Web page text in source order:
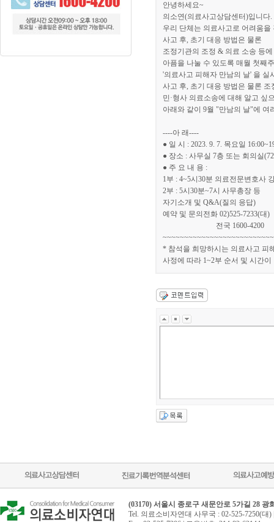
안녕하세요~
의소연(의료사고상담센터)입니다.
우리 단체는 의료사고로 어려움
사고 후, 초기 대응 방법은 물론
조정기관의 조정 & 의료 소송 등
아픔을 나눌 수 있도록 매월 첫째
'의료사고 피해자 만남의 날' 을 실
사고 후, 초기 대응 방법은 물론
민·형사 의료소송에 대해 알고 싶
아래와 같이 9월 "만남의 날"에 여
----아 래----
● 일 시 : 2023. 9. 7. 목요일
● 장소 : 사무실 7층 또는 회의실
● 주 요 내 용 :
1부 : 4~5시30분 의료전문변호사
2부 : 5시30분~7시 사무총장 등
자기소개 및 Q&A(질의 응답)
예약 및 문의전화 02)525-7233(대)
전국 1600-4200
* 참석을 희망하시는 의료사고 피
사정에 따라 1~2부 순서 및 시간
(03170) 서울시 종로구 새문안로 5가길 28 광
Tel. 의료소비자연대 사무국 : 02-525-7250(대